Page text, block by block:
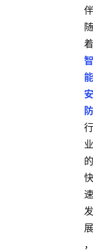
伴
随
着
智
能
安
防
行
业
的
快
速
发
展
，